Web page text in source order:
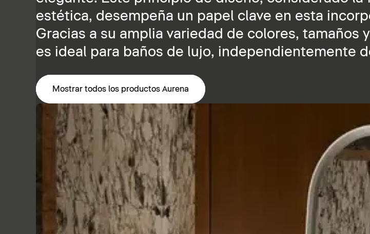
estética, desempeña un papel clave en esta
Gracias a su amplia variedad de colores, tamaños
es ideal para baños de lujo, independientemente
Mostrar todos los productos Aurena